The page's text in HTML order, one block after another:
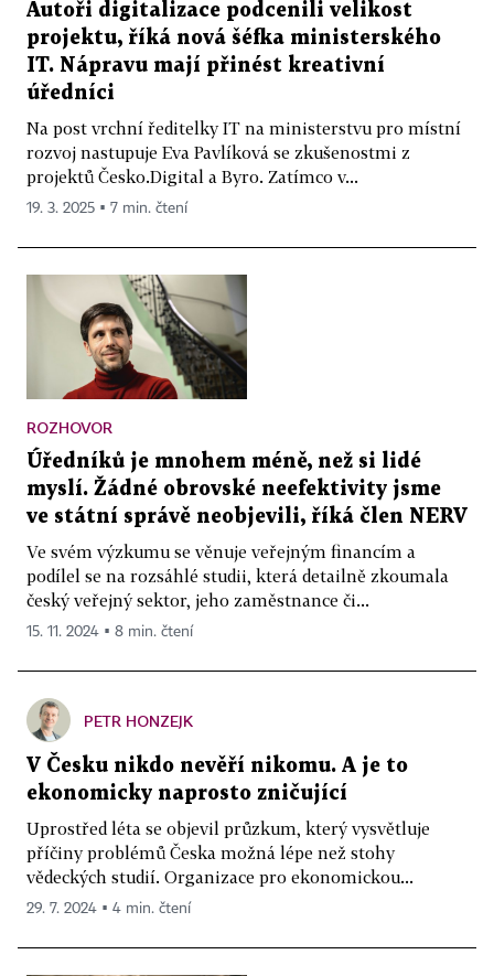
Autoři digitalizace podcenili velikost
projektu, říká nová šéfka ministerského
IT. Nápravu mají přinést kreativní
úředníci
Na post vrchní ředitelky IT na ministerstvu pro místní
rozvoj nastupuje Eva Pavlíková se zkušenostmi z
projektů Česko.Digital a Byro. Zatímco v...
19. 3. 2025 ▪ 7 min. čtení
ROZHOVOR
Úředníků je mnohem méně, než si lidé
myslí. Žádné obrovské neefektivity jsme
ve státní správě neobjevili, říká člen NERV
Ve svém výzkumu se věnuje veřejným financím a
podílel se na rozsáhlé studii, která detailně zkoumala
český veřejný sektor, jeho zaměstnance či...
15. 11. 2024 ▪ 8 min. čtení
PETR HONZEJK
V Česku nikdo nevěří nikomu. A je to
ekonomicky naprosto zničující
Uprostřed léta se objevil průzkum, který vysvětluje
příčiny problémů Česka možná lépe než stohy
vědeckých studií. Organizace pro ekonomickou...
29. 7. 2024 ▪ 4 min. čtení